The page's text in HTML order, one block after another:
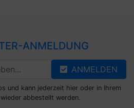
ANMELDUNG
ANMELDEN
und kann jederzeit hier oder in Ihrem
abbestellt werden.